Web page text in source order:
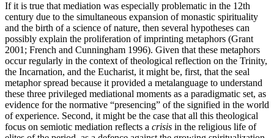
If it is true that mediation was especially problematic in the 12th
century due to the simultaneous expansion of monastic spirituality
and the birth of a science of nature, then several hypotheses can
possibly explain the proliferation of imprinting metaphors (Grant
2001; French and Cunningham 1996). Given that these metaphors
occur regularly in the context of theological reflection on the Trinity,
the Incarnation, and the Eucharist, it might be, first, that the seal
metaphor spread because it provided a metalanguage to understand
these three privileged mediational moments as a paradigmatic set, as
evidence for the normative “presencing” of the signified in the world
of experience. Second, it might be the case that all this theological
focus on semiotic mediation reflects a crisis in the religious life of